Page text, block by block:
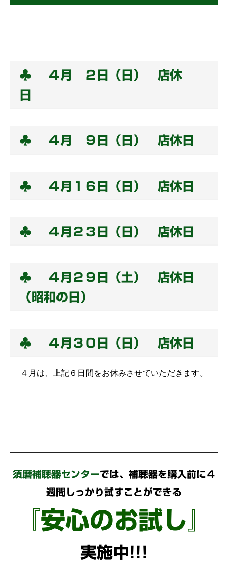
♣ ４月 ２日（日） 店休
日
♣ ４月 ９日（日） 店休日
♣ ４月１６日（日） 店休日
♣ ４月２３日（日） 店休日
♣ ４月２９日（土） 店休日
（昭和の日）
♣ ４月３０日（日） 店休日
４月は、上記６日間をお休みさせていただきます。
須磨補聴器センターでは、補聴器を購入前に４
週間しっかり試すことができる
『安心のお試し』
実施中!!!